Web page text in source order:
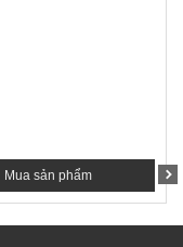
Mua sản phẩm